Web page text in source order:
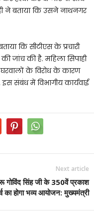
ने बताया कि उसने नाथनगर
कि सीटीएस के प्रचारी
जांच की है. महिला सिपाही
के विरोध के कारण
संबंध में विभागीय कार्यवाई
Next article
गोविंद सिंह जी के 350वें प्रकाश
का होगा भव्य आयोजन: मुख्यमंत्री